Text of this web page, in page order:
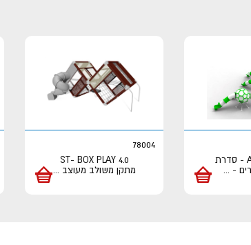
AR- TM-112 - סדרת
-
...
78004
ST- BOX PLAY 4.0
מתקן משולב מעוצב ...